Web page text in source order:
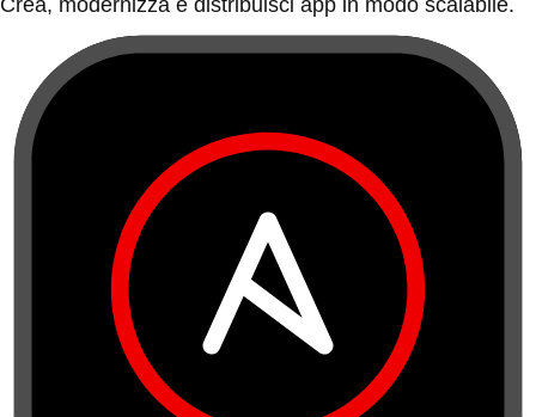
Crea, modernizza e distribuisci app in modo scalabile.